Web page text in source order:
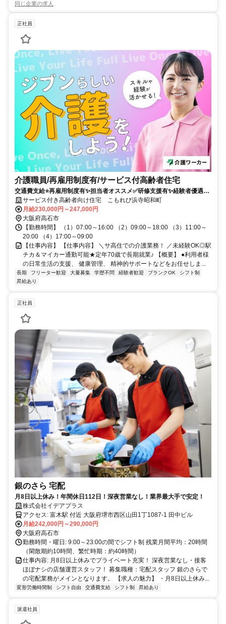
同じ企業の求人
正社員
介護職員/再雇用制度有/サービス付高齢者住宅
交通費支給⭐️再雇用制度有✨担当者オススメ✅️研修支援有✨経験者優遇⭕️
車通勤ＯＫ
サービス付き高齢者向け住宅 こもれび浜寺昭和町
月給230,000円～247,000円
大阪府高石市
【勤務時間】 （1）07:00～16:00 （2）09:00～18:00 （3）11:00～
20:00 （4）17:00～09:00
【仕事内容】 【仕事内容】 ＼サ高住での介護業務！ ／未経験OK◎駅
チカ＆マイカー通勤可能★定年70歳で長期就業♪ 【概要】 ●利用者様
の日常生活の支援、 健康管理、 精神的サポートなどをお任せしま...
長期 フリーター歓迎 大量募集 学歴不問 経験者歓迎 ブランクOK
シフト制
昇給あり
正社員
銀のさら 宅配
月8日以上休み！年間休日112日！深夜営業なし！業界最大手で安定！
株式会社イデアプラス
アクセス: 富木駅 付近 大阪府堺市西区山田1丁1087-1 田中ビル
月給242,000円～290,000円
大阪府高石市
勤務時間・曜日: 9:00～23:00の間でシフト制 残業月間平均：20時間
（閑散期約10時間、繁忙時期：約40時間）
仕事内容: 月8日以上休みでプライベート充実！ 深夜営業なし・接客
ほぼナシの店舗運営スタッフ！ 募集職種：宅配スタッフ 銀のさらで
の宅配業務がメインとなります。 【求人の魅力】 ・月8日以上休み...
変形労働時間制 シフト自由 交通費支給 シフト制 昇給あり
派遣社員